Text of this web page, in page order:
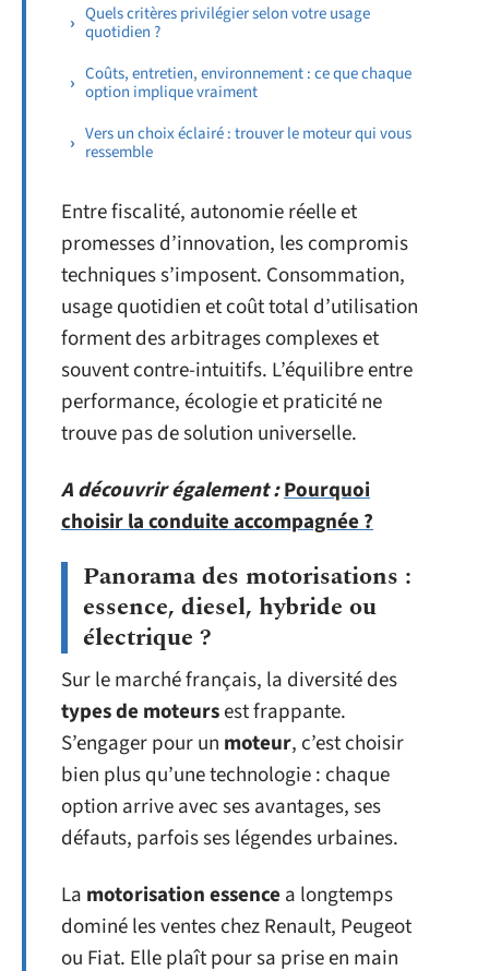
Quels critères privilégier selon votre usage
quotidien ?
Coûts, entretien, environnement : ce que chaque
option implique vraiment
Vers un choix éclairé : trouver le moteur qui vous
ressemble
Entre fiscalité, autonomie réelle et
promesses d’innovation, les compromis
techniques s’imposent. Consommation,
usage quotidien et coût total d’utilisation
forment des arbitrages complexes et
souvent contre-intuitifs. L’équilibre entre
performance, écologie et praticité ne
trouve pas de solution universelle.
A découvrir également :Pourquoi
choisir la conduite accompagnée ?
Panorama des motorisations :
essence, diesel, hybride ou
électrique ?
Sur le marché français, la diversité des
types de moteursest frappante.
S’engager pour un moteur, c’est choisir
bien plus qu’une technologie : chaque
option arrive avec ses avantages, ses
défauts, parfois ses légendes urbaines.
La motorisation essence a longtemps
dominé les ventes chez Renault, Peugeot
ou Fiat. Elle plaît pour sa prise en main